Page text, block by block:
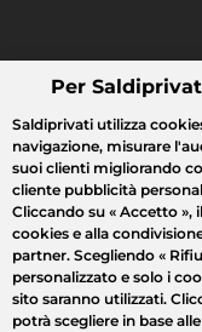
Cosa cerchi?
Tutte le vendite
Per
Saldiprivati utilizza
navigazione, misurare
suoi clienti migliorando
cliente pubblicità
Cliccando su « Accetto »,
cookies e alla
partner. Scegliendo «
personalizzato e solo i
sito saranno utilizzati.
potrà scegliere in base